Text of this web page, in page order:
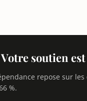
soutien
repose sur
%.